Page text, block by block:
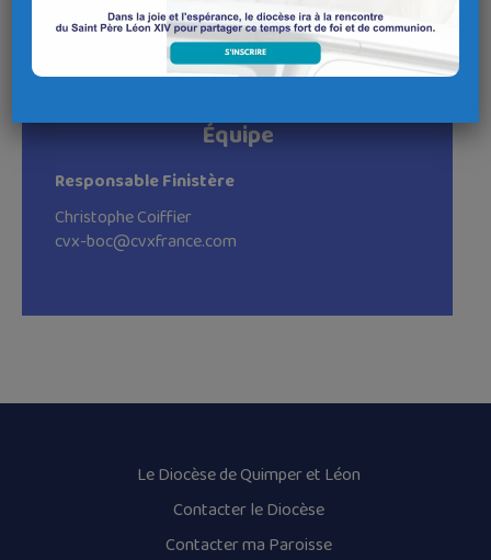
Contact :cvx-boc@cvxfrance.comEn savoir plus sur CVX :
decouvrir.cvxfrance.org
Équipe
Responsable Finistère
Christophe Coiffier
cvx-boc@cvxfrance.com
Le Diocèse de Quimper et Léon
Contacter le Diocèse
Contacter ma Paroisse